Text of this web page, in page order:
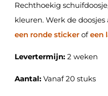
Rechthoekig
kleuren. Werk de
een ronde sticker ofeen
Levertermijn: 2 weken
Aantal: Vanaf 20 stuks